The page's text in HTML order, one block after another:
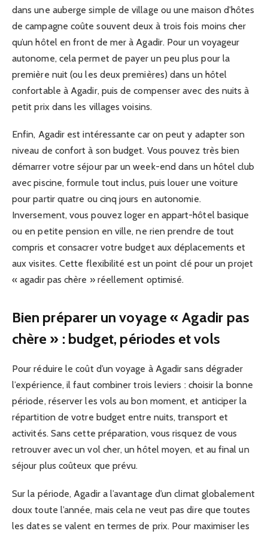
dans une auberge simple de village ou une maison d’hôtes
de campagne coûte souvent deux à trois fois moins cher
qu’un hôtel en front de mer à Agadir. Pour un voyageur
autonome, cela permet de payer un peu plus pour la
première nuit (ou les deux premières) dans un hôtel
confortable à Agadir, puis de compenser avec des nuits à
petit prix dans les villages voisins.
Enfin, Agadir est intéressante car on peut y adapter son
niveau de confort à son budget. Vous pouvez très bien
démarrer votre séjour par un week-end dans un hôtel club
avec piscine, formule tout inclus, puis louer une voiture
pour partir quatre ou cinq jours en autonomie.
Inversement, vous pouvez loger en appart-hôtel basique
ou en petite pension en ville, ne rien prendre de tout
compris et consacrer votre budget aux déplacements et
aux visites. Cette flexibilité est un point clé pour un projet
« agadir pas chère » réellement optimisé.
Bien préparer un voyage « Agadir pas
chère » : budget, périodes et vols
Pour réduire le coût d’un voyage à Agadir sans dégrader
l’expérience, il faut combiner trois leviers : choisir la bonne
période, réserver les vols au bon moment, et anticiper la
répartition de votre budget entre nuits, transport et
activités. Sans cette préparation, vous risquez de vous
retrouver avec un vol cher, un hôtel moyen, et au final un
séjour plus coûteux que prévu.
Sur la période, Agadir a l’avantage d’un climat globalement
doux toute l’année, mais cela ne veut pas dire que toutes
les dates se valent en termes de prix. Pour maximiser les